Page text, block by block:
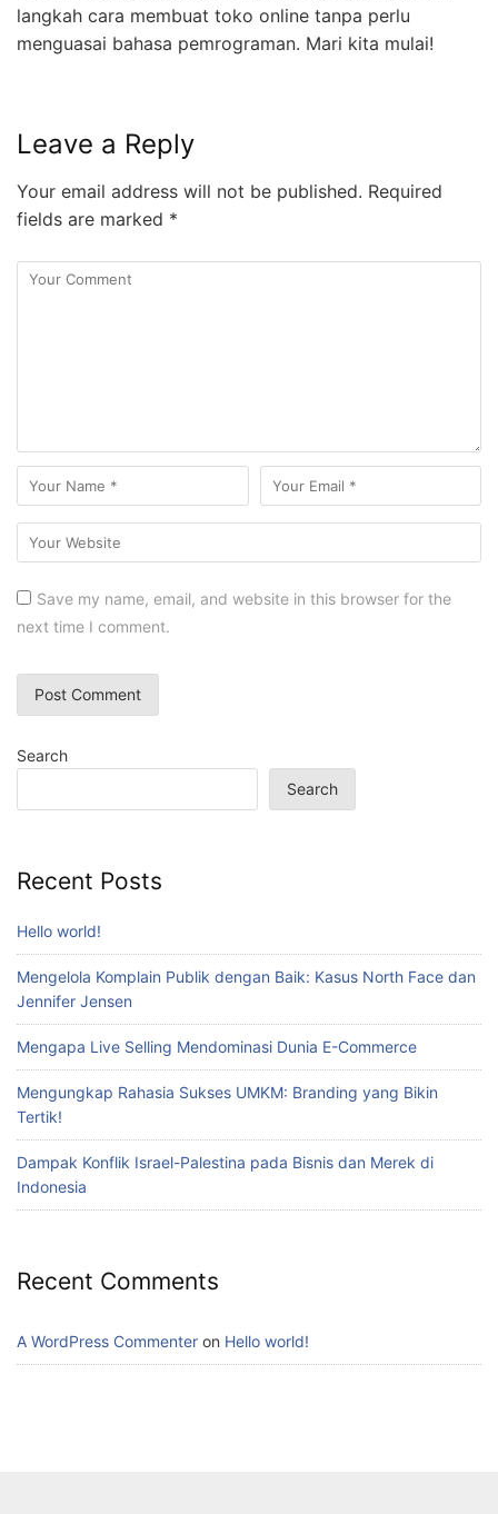
langkah cara membuat toko online tanpa perlu
menguasai bahasa pemrograman. Mari kita mulai!
Leave a Reply
Your email address will not be published. Required
fields are marked *
Save my name, email, and website in this browser for the
next time I comment.
Search
Search
Recent Posts
Hello world!
Mengelola Komplain Publik dengan Baik: Kasus North Face dan
Jennifer Jensen
Mengapa Live Selling Mendominasi Dunia E-Commerce
Mengungkap Rahasia Sukses UMKM: Branding yang Bikin
Tertik!
Dampak Konflik Israel-Palestina pada Bisnis dan Merek di
Indonesia
Recent Comments
A WordPress Commenter on Hello world!